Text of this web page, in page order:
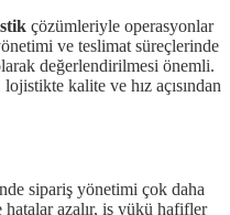
çözümleriyle operasyonlar
ve teslimat süreçlerinde
değerlendirilmesi önemli.
kalite ve hız açısından
sipariş yönetimi çok daha
azalır, iş yükü hafifler